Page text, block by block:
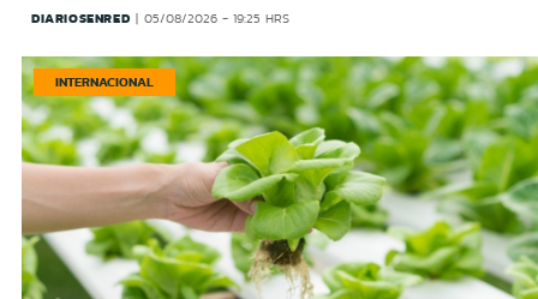
DIARIOSENRED 05/08/2026 - 19:25 HRS
INTERNACIONAL